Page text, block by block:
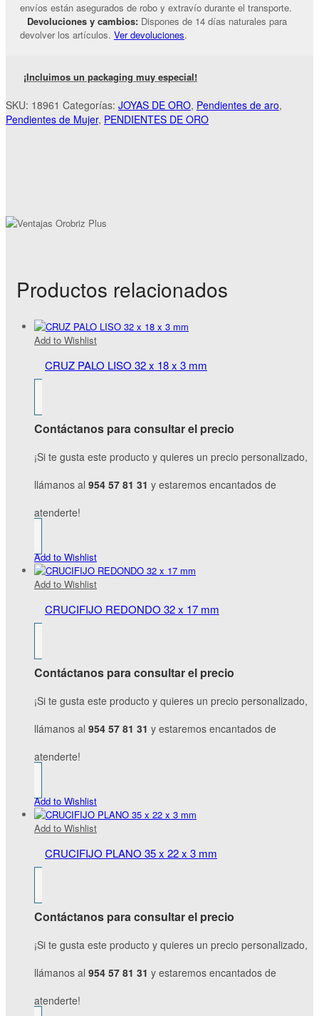
envíos están asegurados de robo y extravío durante el transporte.
Devoluciones y cambios: Dispones de 14 días naturales para
devolver los artículos. Ver devoluciones.
¡Incluimos un packaging muy especial!
SKU: 18961 Categorías: JOYAS DE ORO, Pendientes de aro,
Pendientes de Mujer, PENDIENTES DE ORO
Productos relacionados
Add to Wishlist
CRUZ PALO LISO 32 x 18 x 3 mm
Contáctanos para consultar el precio
¡Si te gusta este producto y quieres un precio personalizado,
llámanos al 954 57 81 31 y estaremos encantados de
atenderte!
Add to Wishlist
Add to Wishlist
CRUCIFIJO REDONDO 32 x 17 mm
Contáctanos para consultar el precio
¡Si te gusta este producto y quieres un precio personalizado,
llámanos al 954 57 81 31 y estaremos encantados de
atenderte!
Add to Wishlist
Add to Wishlist
CRUCIFIJO PLANO 35 x 22 x 3 mm
Contáctanos para consultar el precio
¡Si te gusta este producto y quieres un precio personalizado,
llámanos al 954 57 81 31 y estaremos encantados de
atenderte!